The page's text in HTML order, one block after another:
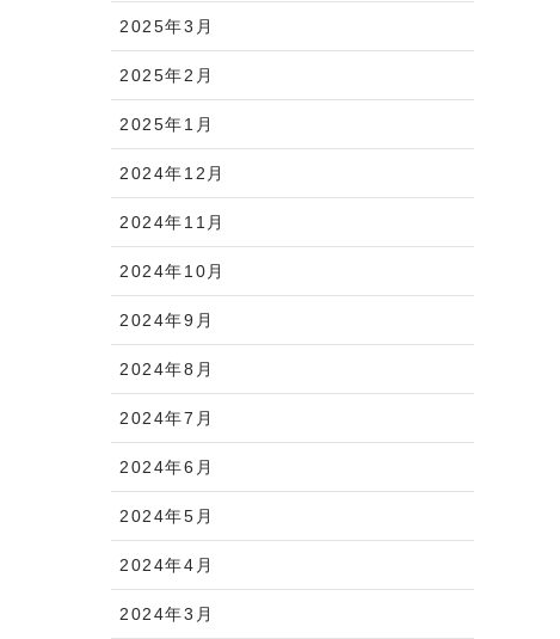
2025年3月
2025年2月
2025年1月
2024年12月
2024年11月
2024年10月
2024年9月
2024年8月
2024年7月
2024年6月
2024年5月
2024年4月
2024年3月